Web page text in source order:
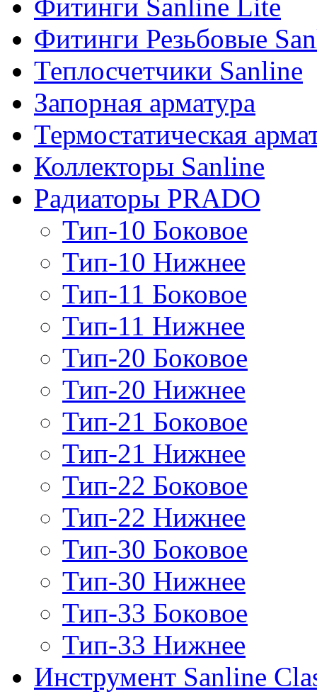
Фитинги Sanline Lite
Фитинги Резьбовые
Теплосчетчики Sanline
Запорная арматура
Термостатическая
Коллекторы Sanline
Радиаторы PRADO
Тип-10 Боковое
Тип-10 Нижнее
Тип-11 Боковое
Тип-11 Нижнее
Тип-20 Боковое
Тип-20 Нижнее
Тип-21 Боковое
Тип-21 Нижнее
Тип-22 Боковое
Тип-22 Нижнее
Тип-30 Боковое
Тип-30 Нижнее
Тип-33 Боковое
Тип-33 Нижнее
Инструмент Sanline